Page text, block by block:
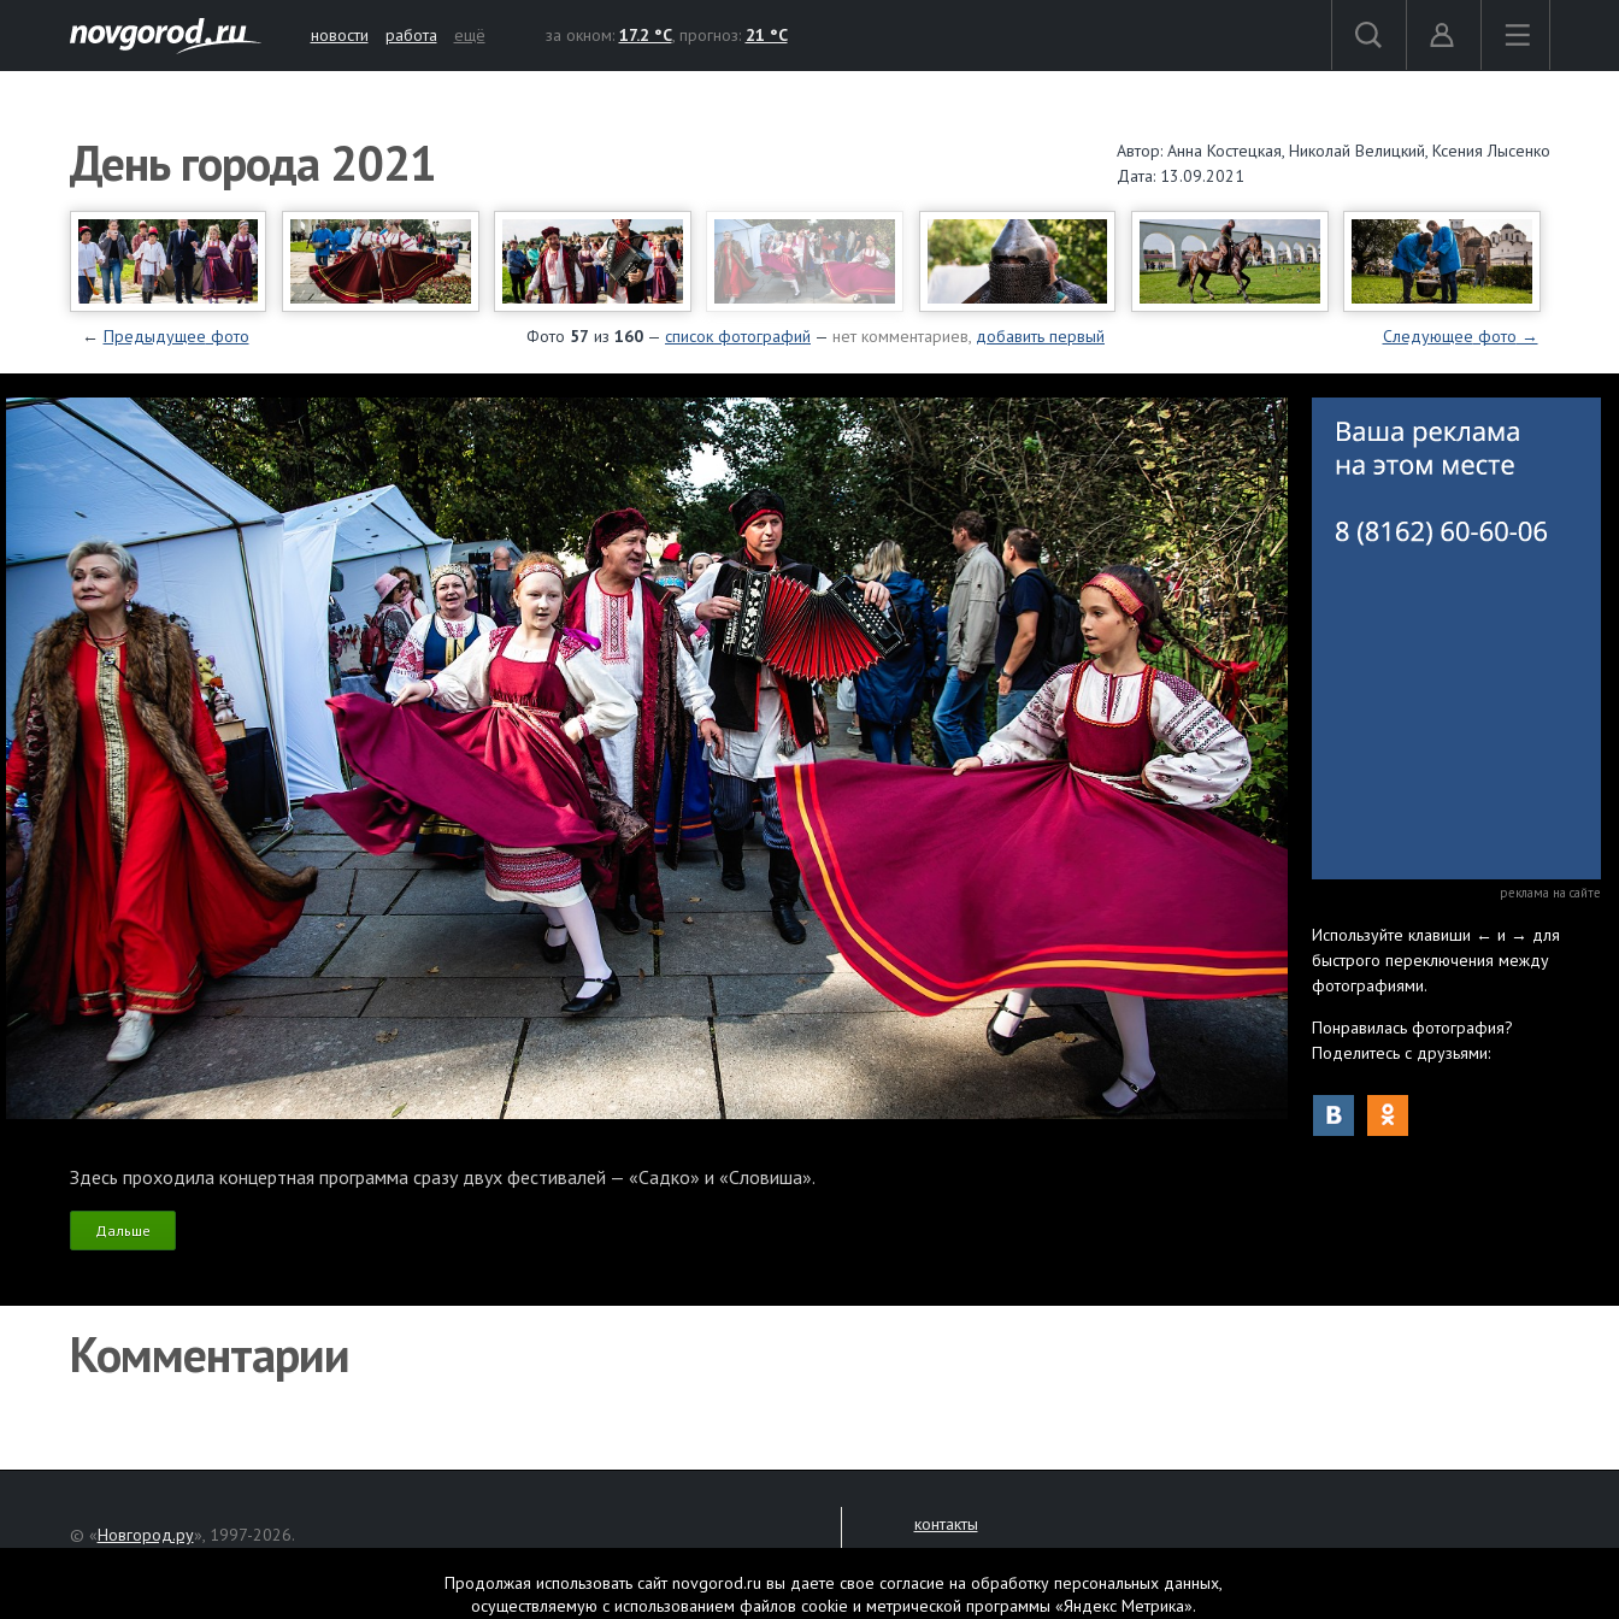
новости работа ещё за окном: 17.2 °C, прогноз: 21 °C
День города 2021
Автор: Анна Костецкая, Николай Велицкий, Ксения Лысенко
Дата: 13.09.2021
Фото 57 из 160 — список фотографий — нет комментариев, добавить первый Следующее фото →
← Предыдущее фото
Здесь проходила концертная программа сразу двух фестивалей — «Садко» и «Словиша».
Дальше
реклама на сайте
Используйте клавиши ← и → для
быстрого переключения между
фотографиями.
Понравилась фотография?
Поделитесь с друзьями:
Комментарии
© «Новгород.ру», 1997-2026.
Републикация текстов, фотографий и другой информации разрешена только с письменного
контакты
политика обработки персональных данных
Продолжая использовать сайт novgorod.ru вы даете свое согласие на обработку персональных данных,
осуществляемую с использованием файлов cookie и метрической программы «Яндекс Метрика».